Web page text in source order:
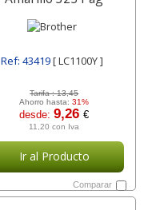
Ref: 43419[ LC1100Y ]
Tarifa :13,45
Ahorro hasta:31%
desde:9,26€
11,20 con Iva
Ir al Producto
Comparar